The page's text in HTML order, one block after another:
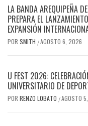
LA BANDA AREQUIPEÑA
PREPARA EL
EXPANSIÓN
POR SMITH /AGOSTO 6, 2026
U FEST 2026:
UNIVERSITARIO DE
POR RENZO LOBATO /AGOSTO